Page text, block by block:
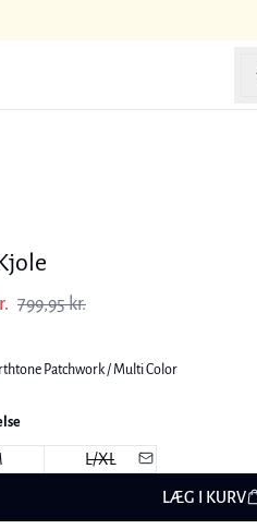
799,95 kr.
Patchwork / Multi Color
L/XL
LÆG I KURV